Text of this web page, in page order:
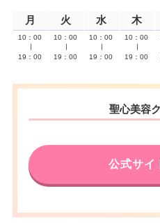
月 火 水 木
10：00
19：00
10：00
19：00
10：00
19：00
10：00
19：00
聖心美容
公式サイ